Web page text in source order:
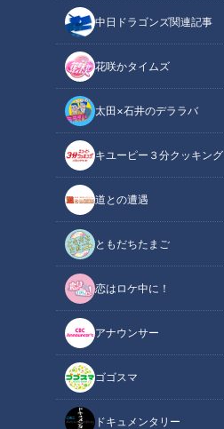
中日ドラゴンズ関連記事
花咲かタイムズ
太田×石井のデララバ
キユーピー３分クッキング
道との遭遇
ともだちたまご
恋はロケ中に！
アナウンサー
ゴゴスマ
ドキュメンタリー
CBCテレビ：画像 『チャント！』
この記事の画像